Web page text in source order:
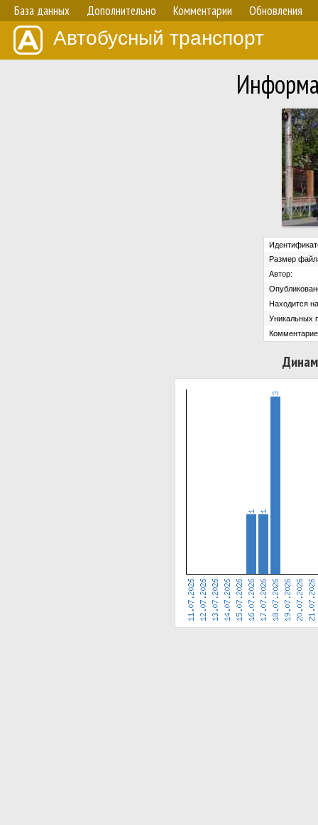
База данных Дополнительно Комментарии Обновления
Автобусный транспорт
Размер
Автор:
Находится
Уникальных